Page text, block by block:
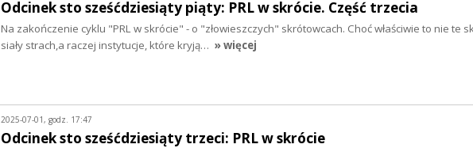
Odcinek sto sześćdziesiąty piąty: PRL w skrócie. Część trzecia
Na zakończenie cyklu "PRL w skrócie" - o "złowieszczych" skrótowcach. Choć właściwie to nie te
siały strach,a raczej instytucje, które kryją… » więcej
2025-07-01, godz. 17:47
Odcinek sto sześćdziesiąty trzeci: PRL w skrócie